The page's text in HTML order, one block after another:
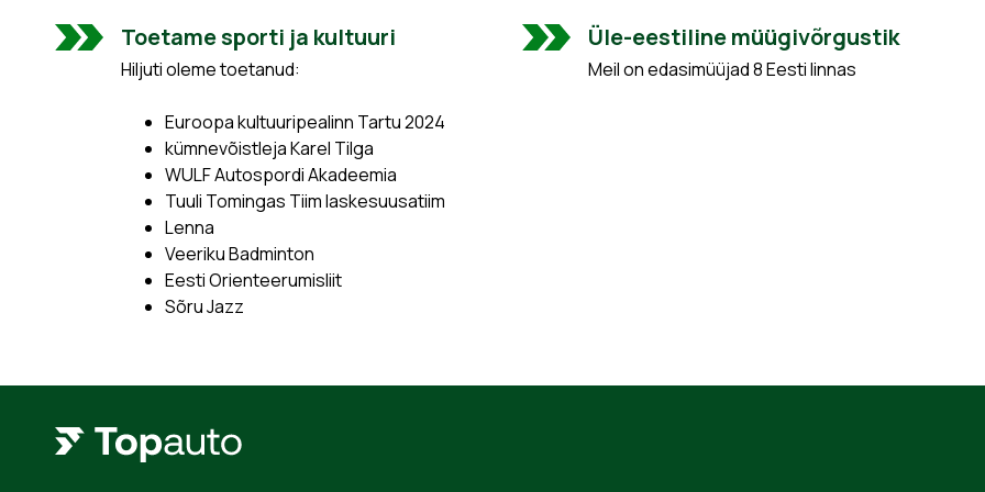
Toetame sporti ja kultuuri
Hiljuti oleme toetanud:
Euroopa kultuuripealinn Tartu 2024
kümnevõistleja Karel Tilga
WULF Autospordi Akadeemia
Tuuli Tomingas Tiim laskesuusatiim
Lenna
Veeriku Badminton
Eesti Orienteerumisliit
Sõru Jazz
Üle-eestiline müügivõrgustik
Meil on edasimüüjad 8 Eesti linnas